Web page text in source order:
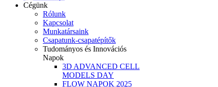
Cégünk
Rólunk
Kapcsolat
Munkatársaink
Csapatunk-csapatépítők
Tudományos és Innovációs
Napok
3D ADVANCED CELL
MODELS DAY
FLOW NAPOK 2025